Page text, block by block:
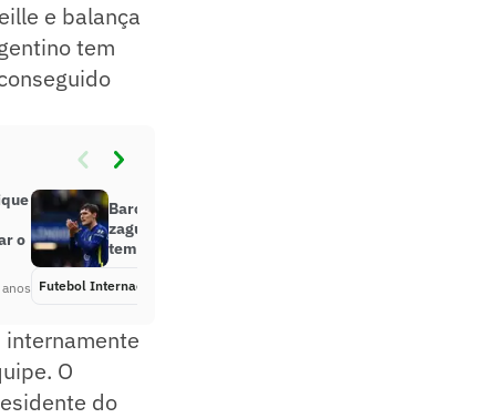
e balança
tem
o
Barcelona tem acordo com
zagueiro do Chelsea por cinco
temporadas
Futebol Internacional
internamente
O
do